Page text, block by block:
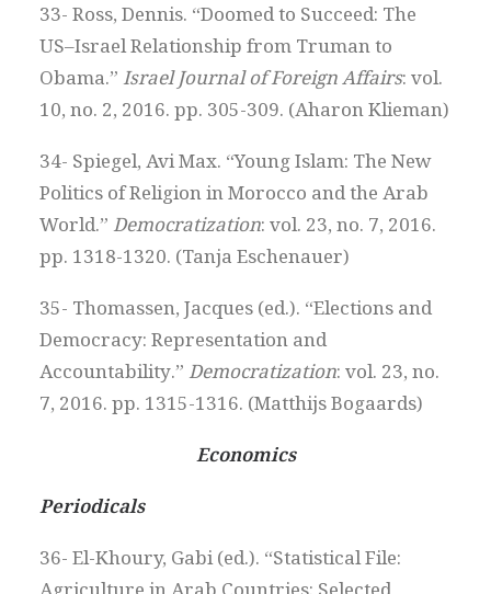
33- Ross, Dennis. “Doomed to Succeed: The
US–Israel Relationship from Truman to
Obama.”Israel Journal of Foreign Affairs: vol.
10, no. 2, 2016. pp. 305-309. (Aharon Klieman)
34- Spiegel, Avi Max. “Young Islam: The New
Politics of Religion in Morocco and the Arab
World.”Democratization: vol. 23, no. 7, 2016.
pp. 1318-1320. (Tanja Eschenauer)
35- Thomassen, Jacques (ed.). “Elections and
Democracy: Representation and
Accountability.”Democratization: vol. 23, no.
7, 2016. pp. 1315-1316. (Matthijs Bogaards)
Economics
Periodicals
36- El-Khoury, Gabi (ed.). “Statistical File: